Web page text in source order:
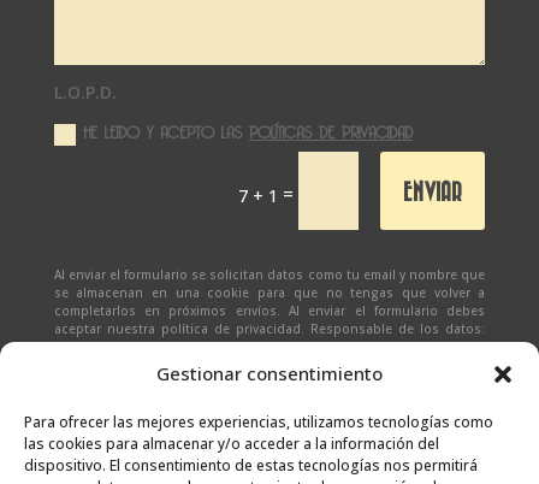
Gestionar consentimiento
Para ofrecer las mejores experiencias, utilizamos tecnologías como
las cookies para almacenar y/o acceder a la información del
dispositivo. El consentimiento de estas tecnologías nos permitirá
L.O.P.D.
HE LEIDO Y ACEPTO LASPOLÍTICAS DE PRIVACIDAD
7 + 1 = ENVIAR
Al enviar el formulario se solicitan datos como tu email y nombre que
se almacenan en una cookie para que no tengas que volver a
completarlos en próximos envíos. Al enviar el formulario debes
aceptar nuestra política de privacidad. Responsable de los datos:
Ivan Zabalza | Finalidad: responder a solicitudes del formulario |
Legitimación: Tu consentimiento expreso | Destinatario:
(datos almacenados sólo en cliente email) | Derechos: Tienes
y olvido de tus datos.